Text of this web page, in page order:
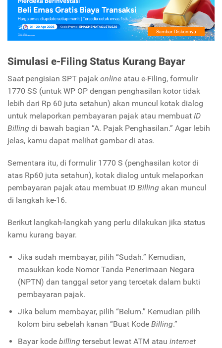
Simulasi e-Filing Status Kurang Bayar
Saat pengisian SPT pajak online atau e-Filing, formulir
1770 SS (untuk WP OP dengan penghasilan kotor tidak
lebih dari Rp 60 juta setahun) akan muncul kotak dialog
untuk melaporkan pembayaran pajak atau membuat ID
Billing di bawah bagian “A. Pajak Penghasilan.” Agar lebih
jelas, kamu dapat melihat gambar di atas.
Sementara itu, di formulir 1770 S (penghasilan kotor di
atas Rp60 juta setahun), kotak dialog untuk melaporkan
pembayaran pajak atau membuat ID Billing akan muncul
di langkah ke-16.
Berikut langkah-langkah yang perlu dilakukan jika status
kamu kurang bayar.
Jika sudah membayar, pilih “Sudah.” Kemudian,
masukkan kode Nomor Tanda Penerimaan Negara
(NPTN) dan tanggal setor yang tercetak dalam bukti
pembayaran pajak.
Jika belum membayar, pilih “Belum.” Kemudian pilih
kolom biru sebelah kanan “Buat Kode Billing.”
Bayar kode billingtersebut lewat ATM atau internet